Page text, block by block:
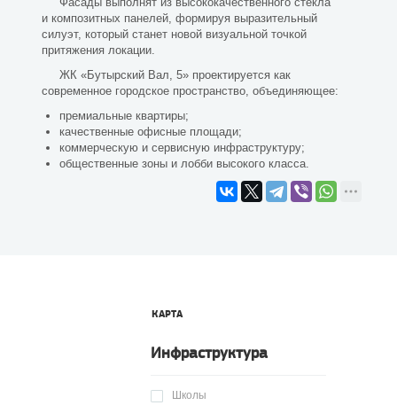
и композитных панелей, формируя выразительный
силуэт, который станет новой визуальной точкой
притяжения локации.
ЖК «Бутырский Вал, 5» проектируется как
современное городское пространство, объединяющее:
премиальные квартиры;
качественные офисные площади;
коммерческую и сервисную инфраструктуру;
общественные зоны и лобби высокого класса.
КАРТА
Инфраструктура
Школы